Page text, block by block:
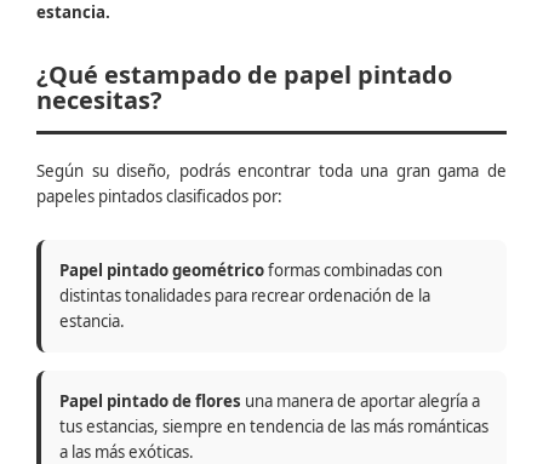
estancia.
¿Qué estampado de papel pintado
necesitas?
Según su diseño, podrás encontrar toda una gran gama de
papeles pintados clasificados por:
Papel pintado geométricoformas combinadas con
distintas tonalidades para recrear ordenación de la
estancia.
Papel pintado de flores una manera de aportar alegría a
tus estancias, siempre en tendencia de las más románticas
a las más exóticas.